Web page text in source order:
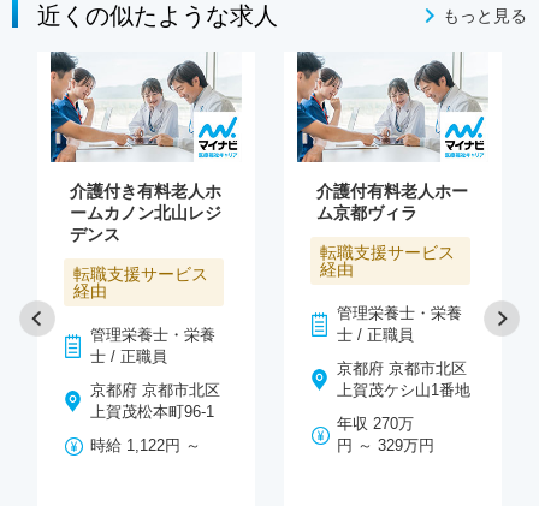
近くの似たような求人 もっと見る
介護付き有料老人ホ
ームカノン北山レジ
デンス
転職支援サービス
経由
管理栄養士・栄養
士 / 正職員
京都府 京都市北区
上賀茂松本町96-1
時給 1,122円 ～
介護付有料老人ホー
ム京都ヴィラ
転職支援サービス
経由
管理栄養士・栄養
士 / 正職員
京都府 京都市北区
上賀茂ケシ山1番地
年収 270万
円 ～ 329万円